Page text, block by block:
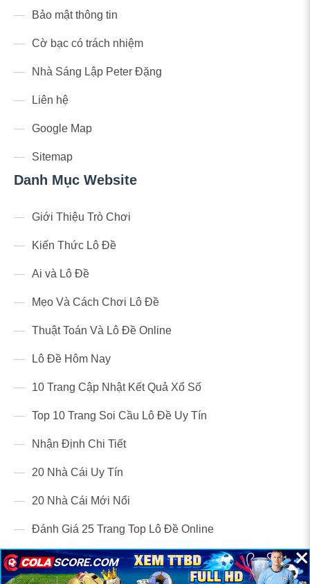
Bảo mật thông tin
Cờ bạc có trách nhiệm
Nhà Sáng Lập Peter Đặng
Liên hệ
Google Map
Sitemap
Danh Mục Website
Giới Thiệu Trò Chơi
Kiến Thức Lô Đề
Ai và Lô Đề
Mẹo Và Cách Chơi Lô Đề
Thuật Toán Và Lô Đề Online
Lô Đề Hôm Nay
10 Trang Cập Nhật Kết Quả Xổ Số
Top 10 Trang Soi Cầu Lô Đề Uy Tín
Nhận Định Chi Tiết
20 Nhà Cái Uy Tín
20 Nhà Cái Mới Nổi
Đánh Giá 25 Trang Top Lô Đề Online
×
×
×